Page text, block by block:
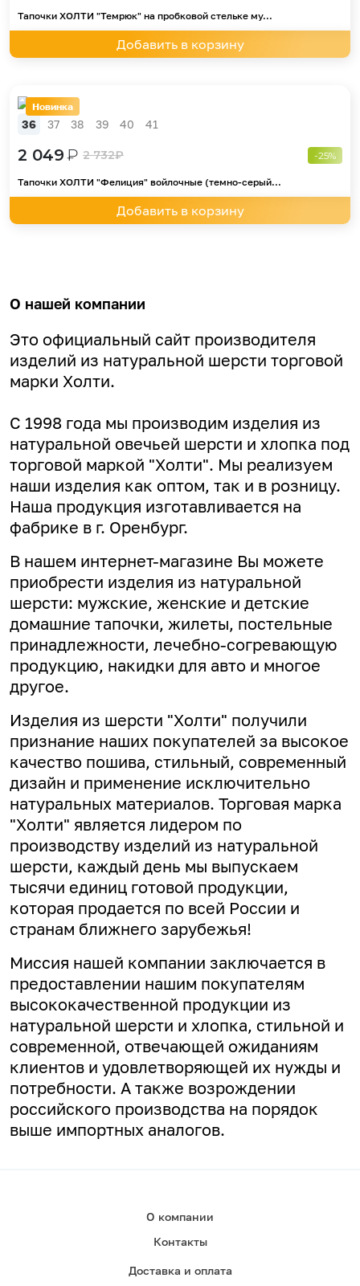
Тапочки ХОЛТИ "Темрюк" на пробковой стельке му...
Добавить в корзину
Новинка
36 37 38 39 40 41
2 049₽ 2 732₽ -25%
Тапочки ХОЛТИ "Фелиция" войлочные (темно-серый...
Добавить в корзину
О нашей компании
Это официальный сайт производителя
изделий из натуральной шерсти торговой
марки Холти.
С 1998 года мы производим изделия из
натуральной овечьей шерсти и хлопка под
торговой маркой "Холти". Мы реализуем
наши изделия как оптом, так и в розницу.
Наша продукция изготавливается на
фабрике в г. Оренбург.
В нашем интернет-магазине Вы можете
приобрести изделия из натуральной
шерсти: мужские, женские и детские
домашние тапочки, жилеты, постельные
принадлежности, лечебно-согревающую
продукцию, накидки для авто и многое
другое.
Изделия из шерсти "Холти" получили
признание наших покупателей за высокое
качество пошива, стильный, современный
дизайн и применение исключительно
натуральных материалов. Торговая марка
"Холти" является лидером по
производству изделий из натуральной
шерсти, каждый день мы выпускаем
тысячи единиц готовой продукции,
которая продается по всей России и
странам ближнего зарубежья!
Миссия нашей компании заключается в
предоставлении нашим покупателям
высококачественной продукции из
натуральной шерсти и хлопка, стильной и
современной, отвечающей ожиданиям
клиентов и удовлетворяющей их нужды и
потребности. А также возрождении
российского производства на порядок
выше импортных аналогов.
О компании
Контакты
Доставка и оплата